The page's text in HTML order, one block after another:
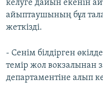
келуге дайын екенін
айыптаушының бұл
жеткізді.
- Сенім білдірген
темір жол вокзалынан
департаментіне алып